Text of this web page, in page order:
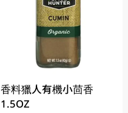
香料獵人有機小茴香
1.5OZ